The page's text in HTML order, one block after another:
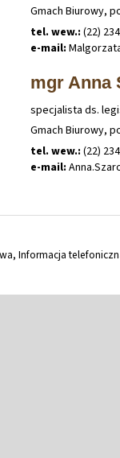
Gmach Biurowy,
tel. wew.: (22)
e-mail:
mgr Anna
specjalista ds.
Gmach Biurowy,
tel. wew.: (22)
e-mail: Anna.
Informacja